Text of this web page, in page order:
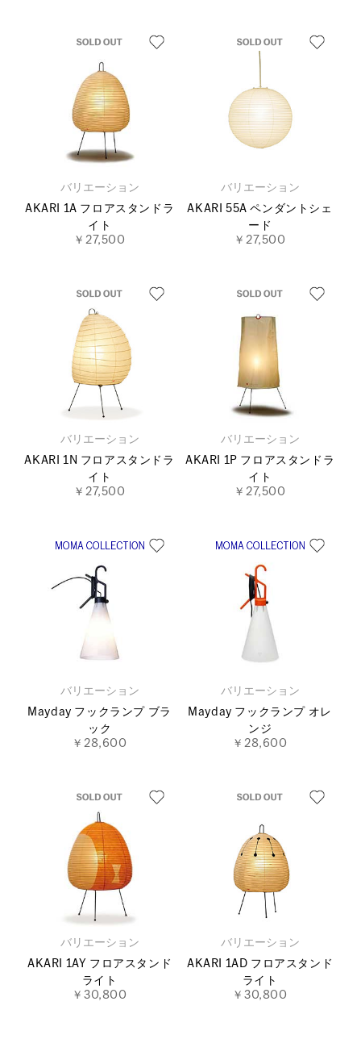
バリエーション
AKARI 1A フロアスタンドラ
イト
￥27,500
バリエーション
AKARI 55A ペンダントシェ
ード
￥27,500
バリエーション
AKARI 1N フロアスタンドラ
イト
￥27,500
バリエーション
AKARI 1P フロアスタンドラ
イト
￥27,500
バリエーション
Mayday フックランプ ブラ
ック
￥28,600
バリエーション
Mayday フックランプ オレ
ンジ
￥28,600
バリエーション
AKARI 1AY フロアスタンド
ライト
￥30,800
バリエーション
AKARI 1AD フロアスタンド
ライト
￥30,800